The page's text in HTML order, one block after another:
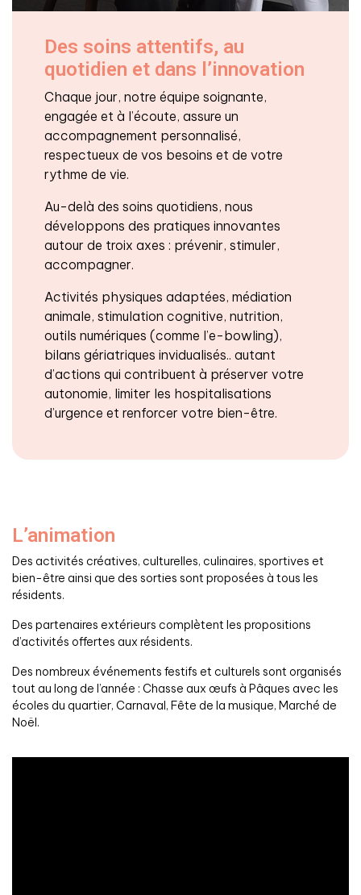
Des soins attentifs, au
quotidien et dans l’innovation
Chaque jour, notre équipe soignante,
engagée et à l’écoute, assure un
accompagnement personnalisé,
respectueux de vos besoins et de votre
rythme de vie.
Au-delà des soins quotidiens, nous
développons des pratiques innovantes
autour de troix axes : prévenir, stimuler,
accompagner.
Activités physiques adaptées, médiation
animale, stimulation cognitive, nutrition,
outils numériques (comme l’e-bowling),
bilans gériatriques invidualisés.. autant
d’actions qui contribuent à préserver votre
autonomie, limiter les hospitalisations
d’urgence et renforcer votre bien-être.
L’animation
Des activités créatives, culturelles, culinaires, sportives et
bien-être ainsi que des sorties sont proposées à tous les
résidents.
Des partenaires extérieurs complètent les propositions
d’activités offertes aux résidents.
Des nombreux événements festifs et culturels sont organisés
tout au long de l’année : Chasse aux œufs à Pâques avec les
écoles du quartier, Carnaval, Fête de la musique, Marché de
Noël.